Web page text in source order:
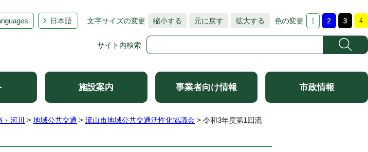
日本語 文字サイズの変更 縮小する 元に戻す 拡大する 色の変更
サイト内検索
施設案内 事業者向け情報 市政情報
河川 > 地域公共交通 > 流山市地域公共交通活性化協議会 > 令和3年度第1回流